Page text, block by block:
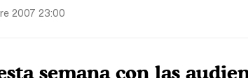
2007 23:00
semana con las